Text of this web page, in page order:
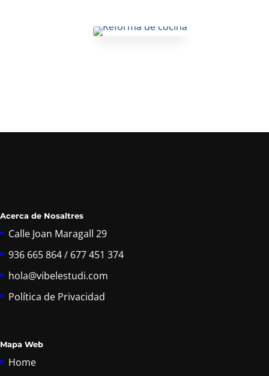
Acerca de Nosaltres
Calle Joan Maragall 29
936 665 864 / 677 451 374
hola@vibelestudi.com
Política de Privacidad
Mapa Web
Home